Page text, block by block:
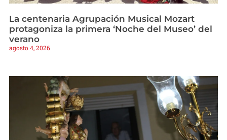
La centenaria Agrupación Musical Mozart
protagoniza la primera ‘Noche del Museo’ del
verano
agosto 4, 2026